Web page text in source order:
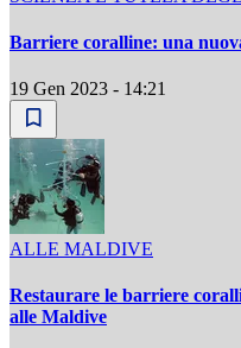
Barriere coralline: una
19 Gen 2023 - 14:21
ALLE MALDIVE
Restaurare le barriere
alle Maldive